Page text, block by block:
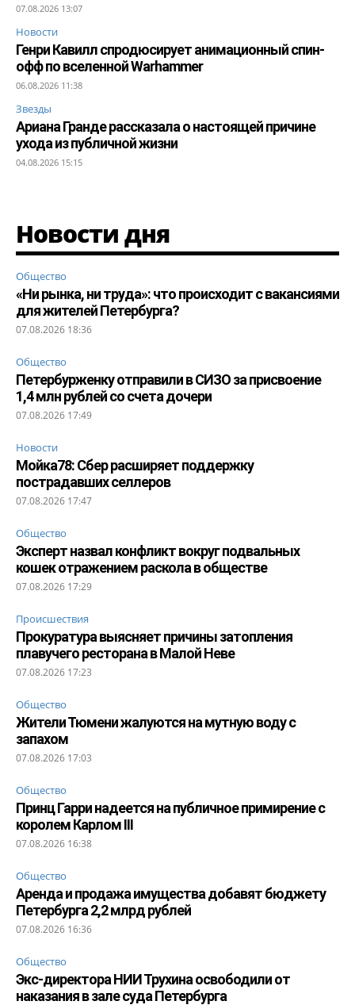
07.08.2026 13:07
Новости
Генри Кавилл спродюсирует анимационный спин-
офф по вселенной Warhammer
06.08.2026 11:38
Звезды
Ариана Гранде рассказала о настоящей причине
ухода из публичной жизни
04.08.2026 15:15
Новости дня
Общество
«Ни рынка, ни труда»: что происходит с вакансиями
для жителей Петербурга?
07.08.2026 18:36
Общество
Петербурженку отправили в СИЗО за присвоение
1,4 млн рублей со счета дочери
07.08.2026 17:49
Новости
Мойка78: Сбер расширяет поддержку
пострадавших селлеров
07.08.2026 17:47
Общество
Эксперт назвал конфликт вокруг подвальных
кошек отражением раскола в обществе
07.08.2026 17:29
Происшествия
Прокуратура выясняет причины затопления
плавучего ресторана в Малой Неве
07.08.2026 17:23
Общество
Жители Тюмени жалуются на мутную воду с
запахом
07.08.2026 17:03
Общество
Принц Гарри надеется на публичное примирение с
королем Карлом III
07.08.2026 16:38
Общество
Аренда и продажа имущества добавят бюджету
Петербурга 2,2 млрд рублей
07.08.2026 16:36
Общество
Экс-директора НИИ Трухина освободили от
наказания в зале суда Петербурга